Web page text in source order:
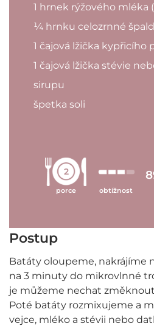
1 hrnek rýžového mléka
¼ hrnku celozrnné
1 čajová lžička kypřicího
1 čajová lžička stévie
sirupu
špetka soli
2
porce obtížnost
Postup
Batáty oloupeme, nakrájíme
na 3 minuty do mikrovlnné
je můžeme nechat
Poté batáty rozmixujeme a
vejce, mléko a stévii nebo